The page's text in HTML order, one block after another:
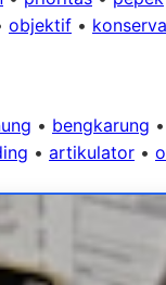
objektif •
• bengkarung •
• artikulator •